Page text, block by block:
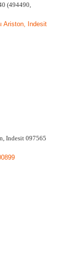
(494490,
Indesit 097565